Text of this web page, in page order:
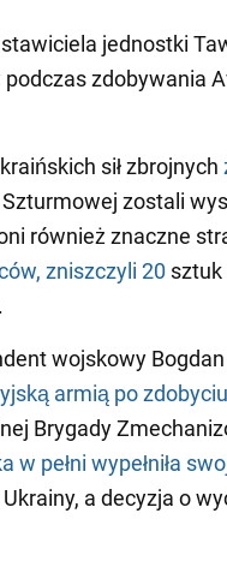
jednostki
podczas zdobywania
sił zbrojnych
zostali
również znaczne
zniszczyli 20 sztuk
wojskowy
armią po
Brygady
w pełni wypełniła
a decyzja o